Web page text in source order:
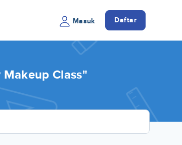
Masuk Daftar
Class"